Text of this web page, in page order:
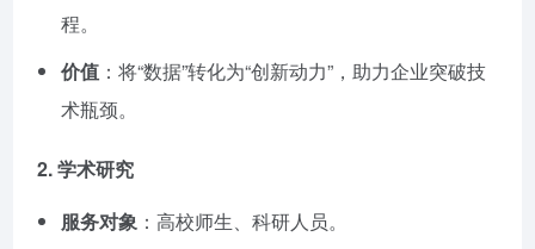
程。
价值 ：将“数据”转化为“创新动力”，助力企业突破技
术瓶颈。
2.学术研究
服务对象 ：高校师生、科研人员。